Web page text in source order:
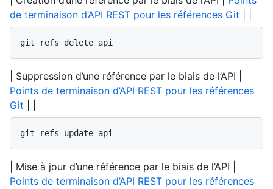
de terminaison d’API REST pour les références Git
git refs delete api
| Suppression d’une référence par le biais de l’API |
Points de terminaison d’API REST pour les références
Git
git refs update api
| Mise à jour d’une référence par le biais de l’API |
Points de terminaison d’API REST pour les références